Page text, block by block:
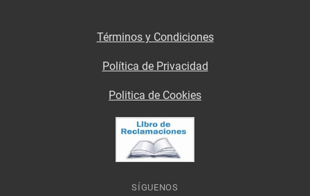
Términos y Condiciones
Política de Privacidad
Politica de Cookies
SÍGUENOS